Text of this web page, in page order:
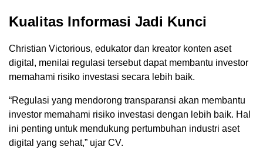
Kualitas Informasi Jadi Kunci
Christian Victorious, edukator dan kreator konten aset
digital, menilai regulasi tersebut dapat membantu investor
memahami risiko investasi secara lebih baik.
“Regulasi yang mendorong transparansi akan membantu
investor memahami risiko investasi dengan lebih baik. Hal
ini penting untuk mendukung pertumbuhan industri aset
digital yang sehat,” ujar CV.